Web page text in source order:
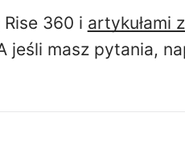
Rise 360 i artykułami
jeśli masz pytania,